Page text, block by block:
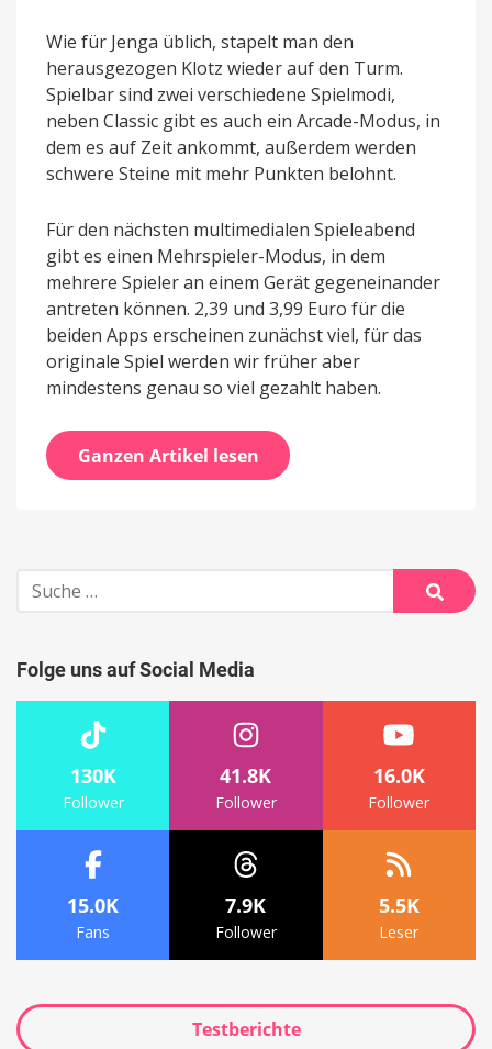
Wie für Jenga üblich, stapelt man den
herausgezogen Klotz wieder auf den Turm.
Spielbar sind zwei verschiedene Spielmodi,
neben Classic gibt es auch ein Arcade-Modus, in
dem es auf Zeit ankommt, außerdem werden
schwere Steine mit mehr Punkten belohnt.
Für den nächsten multimedialen Spieleabend
gibt es einen Mehrspieler-Modus, in dem
mehrere Spieler an einem Gerät gegeneinander
antreten können. 2,39 und 3,99 Euro für die
beiden Apps erscheinen zunächst viel, für das
originale Spiel werden wir früher aber
mindestens genau so viel gezahlt haben.
Ganzen Artikel lesen
Suche
nach:
Suche
Folge uns auf Social Media
130K
Follower
41.8K
Follower
16.0K
Follower
15.0K
Fans
7.9K
Follower
5.5K
Leser
Testberichte